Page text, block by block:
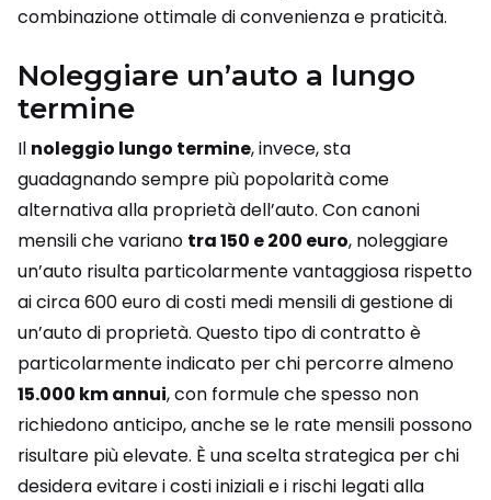
combinazione ottimale di convenienza e praticità.
Noleggiare un’auto a lungo
termine
Il noleggio lungo termine, invece, sta
guadagnando sempre più popolarità come
alternativa alla proprietà dell’auto. Con canoni
mensili che variano tra 150 e 200 euro, noleggiare
un’auto risulta particolarmente vantaggiosa rispetto
ai circa 600 euro di costi medi mensili di gestione di
un’auto di proprietà. Questo tipo di contratto è
particolarmente indicato per chi percorre almeno
15.000 km annui, con formule che spesso non
richiedono anticipo, anche se le rate mensili possono
risultare più elevate. È una scelta strategica per chi
desidera evitare i costi iniziali e i rischi legati alla